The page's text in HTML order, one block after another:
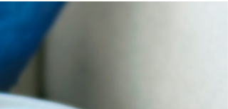
des liquides… Malgré tous les efforts, rien
ne change. Et si la cause venait d’ailleurs
? Plusieurs recherches montrent qu’un
trouble respiratoire du sommeil, comme
l’apnée obstructive du sommeil (AOS),
peut être associé à l’énurésie nocturne.